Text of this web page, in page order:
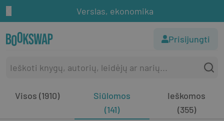
Verslas, ekonomika
Prisijungti
Visos (1910)
Siūlomos
(141)
Ieškomos
(355)